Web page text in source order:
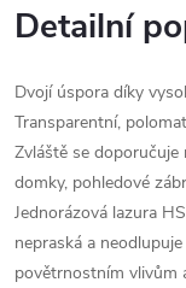
Detailní
Dvojí úspora díky
Transparentní,
Zvláště se doporučuje
domky, pohledové
Jednorázová lazura
nepraská a
povětrnostním vlivům